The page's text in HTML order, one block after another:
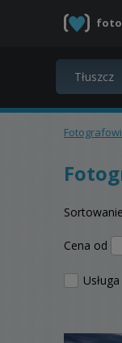
Sortowanie
Cena od